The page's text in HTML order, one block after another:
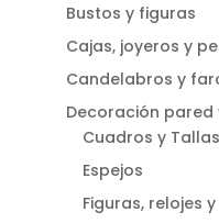
Bustos y figuras
Cajas, joyeros y
Candelabros y
Decoración pared
Cuadros y Tallas
Espejos
Figuras, relojes